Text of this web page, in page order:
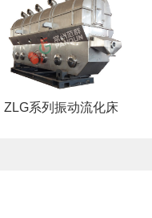
ZLG系列振动流化床